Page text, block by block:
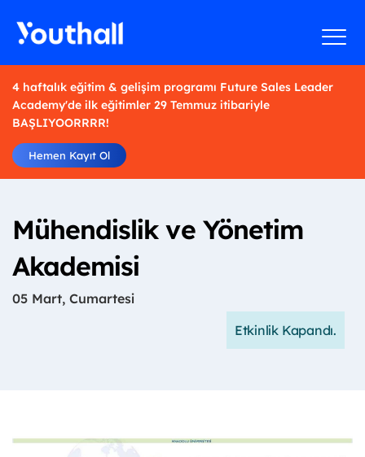
4 haftalık eğitim & gelişim programı Future Sales Leader
Academy'de ilk eğitimler 29 Temmuz itibariyle
BAŞLIYOORRRR!
Hemen Kayıt Ol
Mühendislik ve Yönetim
Akademisi
05 Mart, Cumartesi
Etkinlik Kapandı.